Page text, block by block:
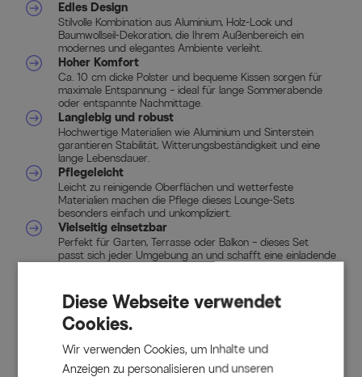
Edles Design
Stilvolle Kombination aus Aluminium, Holz-Look und
Baumwollseil-Dekoration, die Ihrem Außenbereich ein
modernes und elegantes Ambiente verleiht.
Hoher Komfort
Ca. 10 cm dicke Polster und bequeme Kissen sorgen für
maximale Entspannung – ideal für lange Sommerabende
oder entspannte Nachmittage.
Langlebig und robust
Hochwertige Materialien wie Aluminium und Sinterstein
garantieren Stabilität, Witterungsbeständigkeit und eine
lange Lebensdauer.
Pflegeleicht
Leicht zu reinigende Oberflächen und wetterfeste
Materialien machen die Pflege dieses Lounge-Sets
besonders einfach und unkompliziert.
Vielseitig einsetzbar
Perfekt für Garten, Terrasse oder Balkon – dieses Set
passt sich jeder Umgebung an und schafft eine einladende
Lieferumfang
2x Einzelelement, ca. 75,5 x 85 x 80,5 cm, mit ca. 10 cm
dicken Sitzkissen und dekorativen Baumwollseil-
Diese Webseite verwendet
Cookies.
Wir verwenden Cookies, um Inhalte und
Anzeigen zu personalisieren und unseren